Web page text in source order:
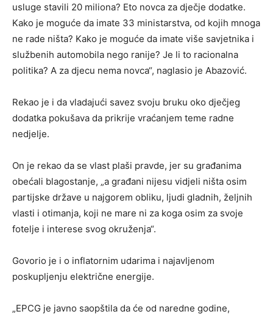
usluge stavili 20 miliona? Eto novca za dječje dodatke.
Kako je moguće da imate 33 ministarstva, od kojih mnoga
ne rade ništa? Kako je moguće da imate više savjetnika i
službenih automobila nego ranije? Je li to racionalna
politika? A za djecu nema novca“, naglasio je Abazović.
Rekao je i da vladajući savez svoju bruku oko dječjeg
dodatka pokušava da prikrije vraćanjem teme radne
nedjelje.
On je rekao da se vlast plaši pravde, jer su građanima
obećali blagostanje, „a građani nijesu vidjeli ništa osim
partijske države u najgorem obliku, ljudi gladnih, željnih
vlasti i otimanja, koji ne mare ni za koga osim za svoje
fotelje i interese svog okruženja“.
Govorio je i o inflatornim udarima i najavljenom
poskupljenju električne energije.
„EPCG je javno saopštila da će od naredne godine,